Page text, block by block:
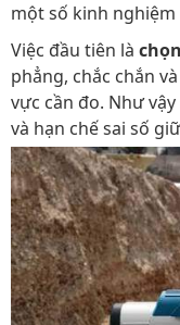
một số kinh nghiệm
Việc đầu tiên là
phẳng, chắc chắn
vực cần đo. Như
và hạn chế sai số